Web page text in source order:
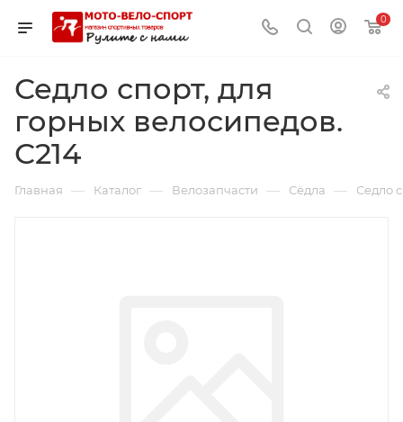
0
Седло спорт, для
горных велосипедов.
С214
Главная — Каталог — Велозапчасти — Сёдла — Седло